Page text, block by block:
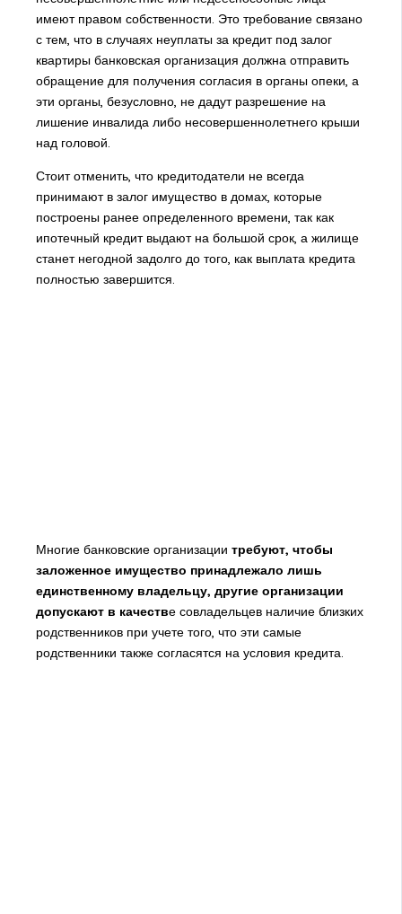
имеют правом собственности. Это требование связано
с тем, что в случаях неуплаты за кредит под залог
квартиры банковская организация должна отправить
обращение для получения согласия в органы опеки, а
эти органы, безусловно, не дадут разрешение на
лишение инвалида либо несовершеннолетнего крыши
над головой.
Стоит отменить, что кредитодатели не всегда
принимают в залог имущество в домах, которые
построены ранее определенного времени, так как
ипотечный кредит выдают на большой срок, а жилище
станет негодной задолго до того, как выплата кредита
полностью завершится.
Многие банковские организации требуют, чтобы
заложенное имущество принадлежало лишь
единственному владельцу, другие организации
допускают в качестве совладельцев наличие близких
родственников при учете того, что эти самые
родственники также согласятся на условия кредита.